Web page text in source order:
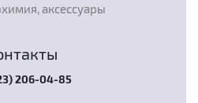
аксессуары
206-04-85